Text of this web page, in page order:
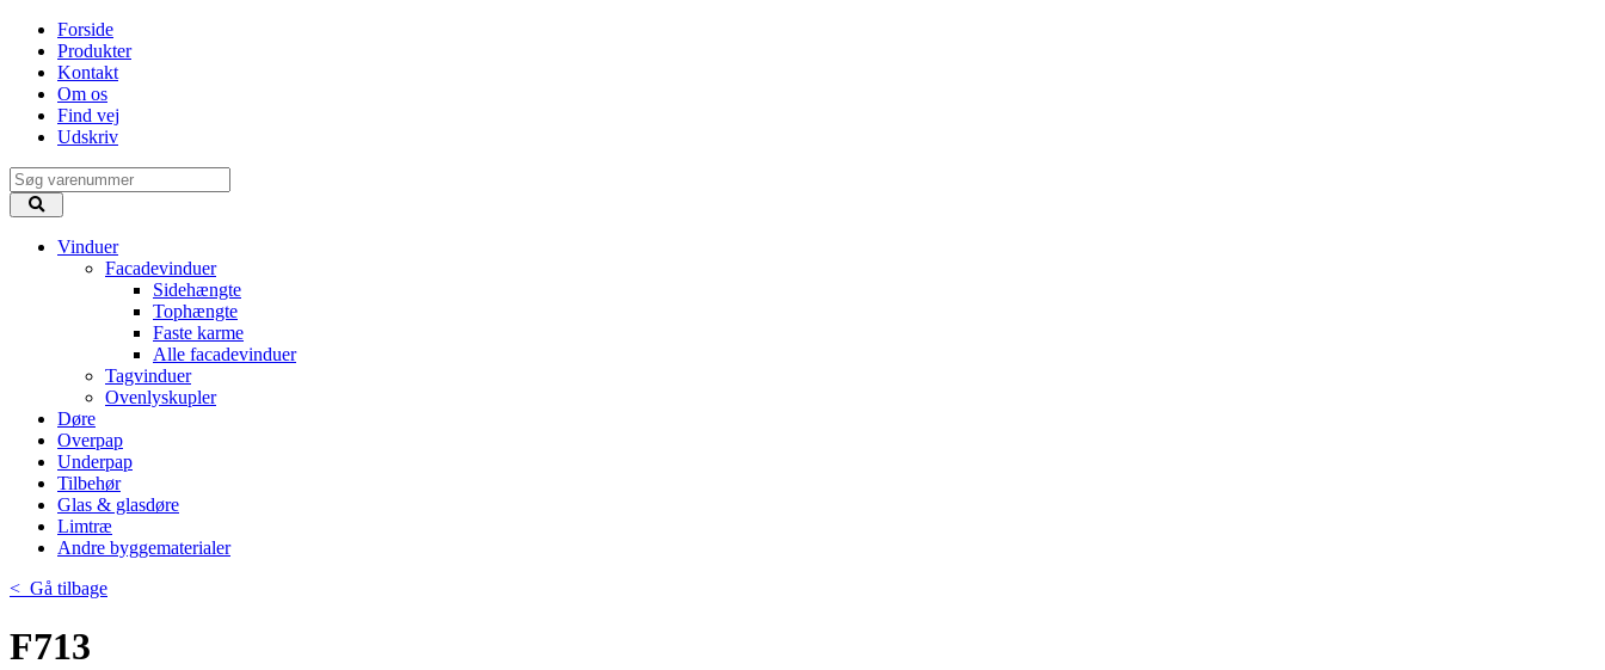
Forside
Produkter
Kontakt
Om os
Find vej
Udskriv
Vinduer
Facadevinduer
Sidehængte
Tophængte
Faste karme
Alle facadevinduer
Tagvinduer
Ovenlyskupler
Døre
Overpap
Underpap
Tilbehør
Glas & glasdøre
Limtræ
Andre byggematerialer
< Gå tilbage
F713